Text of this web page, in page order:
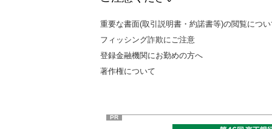
重要な書面(取引説明書・約諾書等)の閲覧につ
フィッシング詐欺にご注意
登録金融機関にお勤めの方へ
著作権について
PR